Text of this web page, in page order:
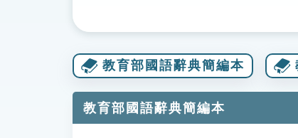
教育部國語辭典簡編本
教育部國語辭典簡編本